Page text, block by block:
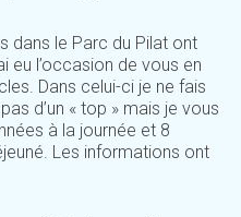
dans le Parc du Pilat ont
eu l’occasion de vous en
Dans celui-ci je ne fais
d’un « top » mais je vous
à la journée et 8
Les informations ont